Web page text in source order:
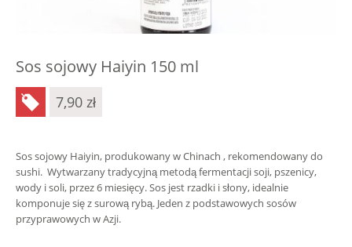
Sos sojowy Haiyin 150 ml
7,90 zł
Sos sojowy Haiyin, produkowany w Chinach , rekomendowany do
sushi. Wytwarzany tradycyjną metodą fermentacji soji, pszenicy,
wody i soli, przez 6 miesięcy. Sos jest rzadki i słony, idealnie
komponuje się z surową rybą. Jeden z podstawowych sosów
przyprawowych w Azji.